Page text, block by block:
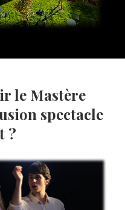
le Mastère
spectacle
?